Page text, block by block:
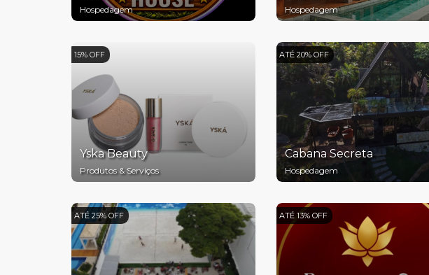
Hospedagem Hospedagem
15% OFF
Yska Beauty
Produtos & Serviços
ATÉ 20% OFF
Cabana Secreta
Hospedagem
ATÉ 25% OFF ATÉ 13% OFF